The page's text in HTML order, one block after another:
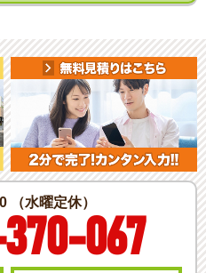
（水曜定休）
067